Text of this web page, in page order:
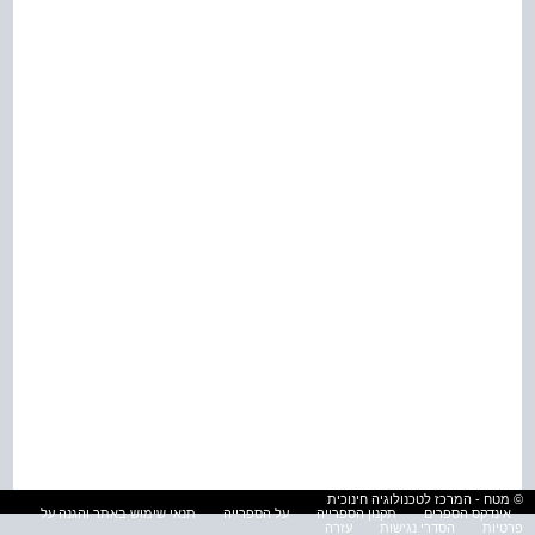
© מטח - המרכז לטכנולוגיה חינוכית
אינדקס הספרים
תקנון הספרייה על הספרייה
תנאי שימוש באתר והגנה על
פרטיות
הסדרי נגישות עזרה